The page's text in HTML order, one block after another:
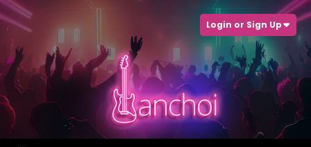
Login or Sign Up